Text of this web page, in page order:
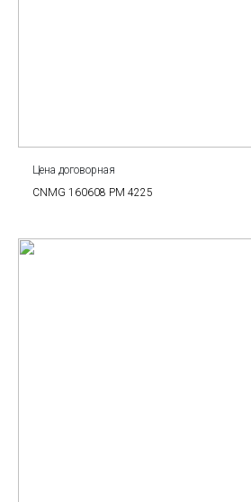
Цена договорная
CNMG 160608 PM 4225